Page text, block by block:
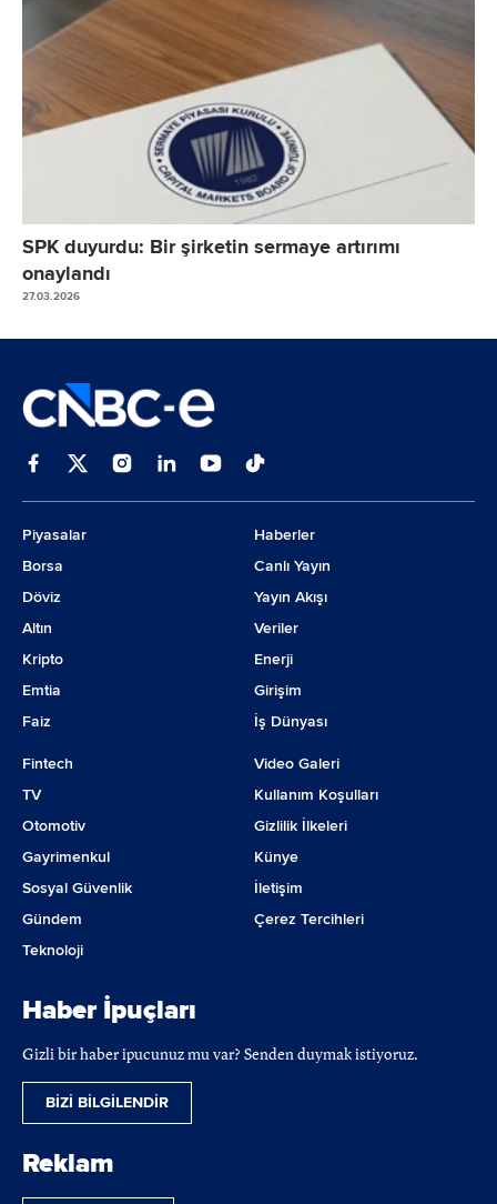
SPK duyurdu: Bir şirketin sermaye artırımı
onaylandı
27.03.2026
Piyasalar
Borsa
Döviz
Altın
Kripto
Emtia
Faiz
Haberler
Canlı Yayın
Yayın Akışı
Veriler
Enerji
Girişim
İş Dünyası
Fintech
TV
Otomotiv
Gayrimenkul
Sosyal Güvenlik
Gündem
Teknoloji
Video Galeri
Kullanım Koşulları
Gizlilik İlkeleri
Künye
İletişim
Çerez Tercihleri
Haber İpuçları
Gizli bir haber ipucunuz mu var? Senden duymak istiyoruz.
BİZİ BİLGİLENDİR
Reklam